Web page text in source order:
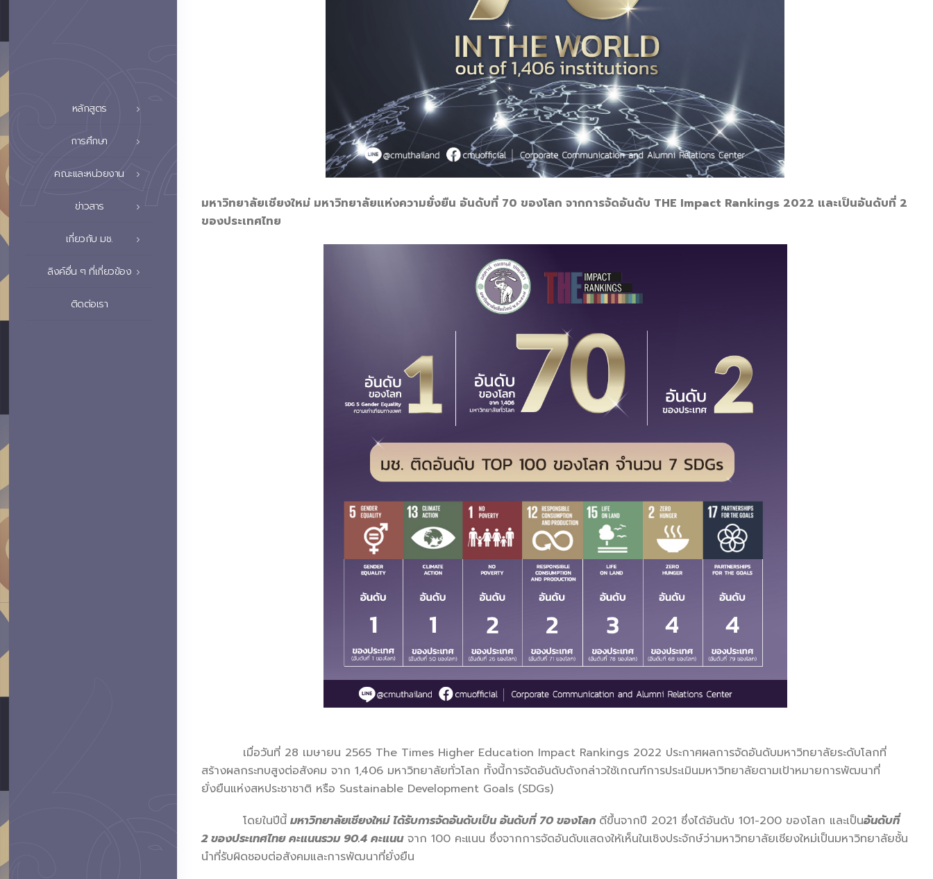
หลักสูตร
การศึกษา
คณะและหน่วยงาน
ข่าวสาร
เกี่ยวกับ มช.
ลิงค์อื่น ๆ ที่เกี่ยวข้อง
ติดต่อเรา
มหาวิทยาลัยเชียงใหม่ มหาวิทยาลัยแห่งความยั่งยืน อันดับที่ 70 ของโลก จากการจัดอันดับ THE Impact Rankings 2022 และเป็นอันดับที่ 2
ของประเทศไทย
เมื่อวันที่ 28 เมษายน 2565 The Times Higher Education Impact Rankings 2022 ประกาศผลการจัดอันดับมหาวิทยาลัยระดับโลกที่
สร้างผลกระทบสูงต่อสังคม จาก 1,406 มหาวิทยาลัยทั่วโลก ทั้งนี้การจัดอันดับดังกล่าวใช้เกณฑ์การประเมินมหาวิทยาลัยตามเป้าหมายการพัฒนาที่
ยั่งยืนแห่งสหประชาชาติ หรือ Sustainable Development Goals (SDGs)
โดยในปีนี้ มหาวิทยาลัยเชียงใหม่ ได้รับการจัดอันดับเป็น อันดับที่ 70 ของโลก ดีขึ้นจากปี 2021 ซึ่งได้อันดับ 101-200 ของโลก และเป็นอันดับที่
2 ของประเทศไทย คะแนนรวม 90.4 คะแนนจาก 100 คะแนน ซึ่งจากการจัดอันดับแสดงให้เห็นในเชิงประจักษ์ว่ามหาวิทยาลัยเชียงใหม่เป็นมหาวิทยาลัยชั้น
นำที่รับผิดชอบต่อสังคมและการพัฒนาที่ยั่งยืน